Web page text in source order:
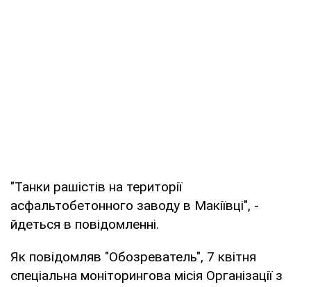
"Танки рашістів на території
асфальтобетонного заводу в Макіївці", -
йдеться в повідомленні.
Як повідомляв "Обозреватель", 7 квітня
спеціальна моніторингова місія Організації з